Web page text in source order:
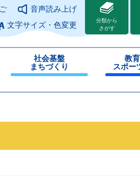
の本文へ音声読み上げ
文字サイズ・色変更
分類から
さがす
社会基盤
まちづくり
じ
教
スポー
じ